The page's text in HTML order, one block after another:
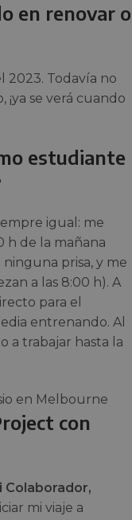
en renovar o
2023. Todavía no
¡ya se verá cuando
estudiante
igual: me
h de la mañana
prisa, y me
a las 8:00 h). A
para el
entrenando. Al
a trabajar hasta la
con
Colaborador,
mi viaje a